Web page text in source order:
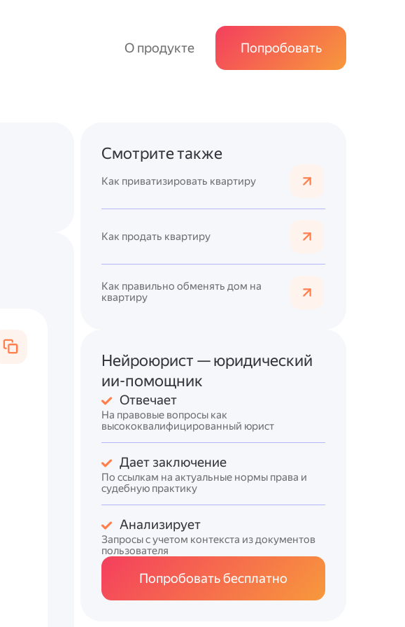
О продукте Попробовать
Смотрите также
Как приватизировать квартиру
Как продать квартиру
Как правильно обменять дом на
квартиру
Нейроюрист — юридический
ии-помощник
Отвечает
На правовые вопросы как
высококвалифицированный юрист
Дает заключение
По ссылкам на актуальные нормы права и
судебную практику
Анализирует
Запросы с учетом контекста из документов
пользователя
Попробовать бесплатно